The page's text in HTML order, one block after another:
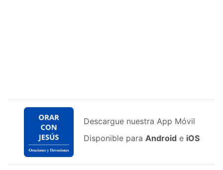
Descargue nuestra App Móvil
Disponible para Android e iOS